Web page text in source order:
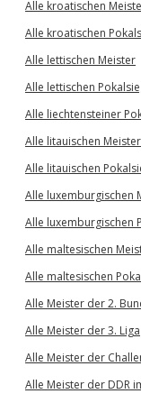
Alle kroatischen
Alle kroatischen
Alle lettischen Meister
Alle lettischen
Alle liechtensteiner
Alle litauischen Meister
Alle litauischen
Alle luxemburgischen
Alle luxemburgischen
Alle maltesischen
Alle maltesischen
Alle Meister der 2.
Alle Meister der 3. Liga
Alle Meister der
Alle Meister der DDR